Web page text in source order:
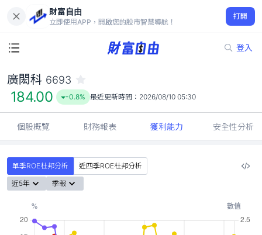
財富自由
立即使用APP，開啟您的股市智慧導航！
打開
登入
184.00
-0.8%
廣閎科 6693
184.00 -0.8% 最近更新時間： 2026/08/10 05:30
個股概覽 財務報表 獲利能力 安全性分析
單季ROE杜邦分析
近四季ROE杜邦分析
近5年
季報